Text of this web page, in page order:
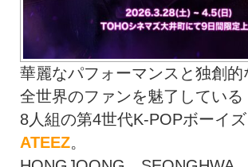
華麗なパフォーマンスと独創的
全世界のファンを魅了している
8人組の第4世代K-POPボーイ
ATEEZ。